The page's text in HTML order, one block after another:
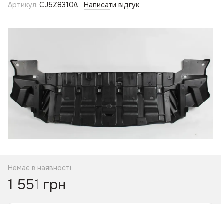
Артикул: CJ5Z8310A Написати відгук
Немає в наявності
1 551 грн